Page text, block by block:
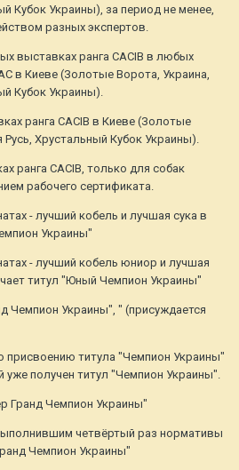
Кубок Украины), за период не менее,
разных экспертов.
выставках ранга CACIB в любых
в Киеве (Золотые Ворота, Украина,
Кубок Украины).
ранга CACIB в Киеве (Золотые
Русь, Хрустальный Кубок Украины).
ранга CACIB, только для собак
рабочего сертификата.
- лучший кобель и лучшая сука в
Украины"
- лучший кобель юниор и лучшая
титул "Юный Чемпион Украины"
Чемпион Украины", " (присуждается
присвоению титула "Чемпион Украины"
уже получен титул "Чемпион Украины".
Гранд Чемпион Украины"
четвёртый раз нормативы
Чемпион Украины"